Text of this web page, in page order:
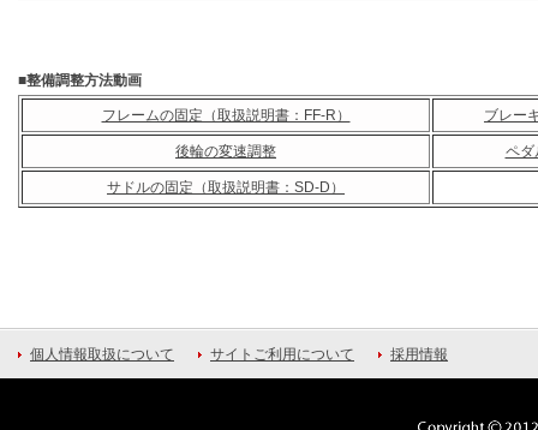
■整備調整方法動画
フレームの固定（取扱説明書：FF-R） ブレー
後輪の変速調整 ペダ
サドルの固定（取扱説明書：SD-D）
個人情報取扱について サイトご利用について 採用情報